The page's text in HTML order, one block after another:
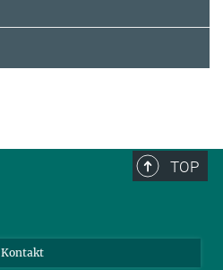
TOP
Kontakt